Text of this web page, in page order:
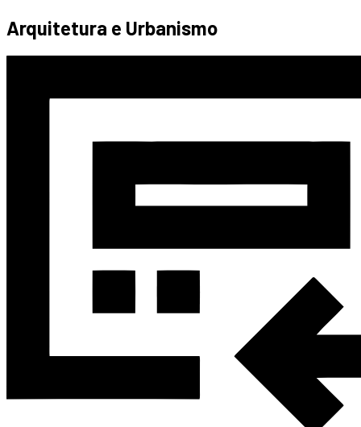
Arquitetura e Urbanismo